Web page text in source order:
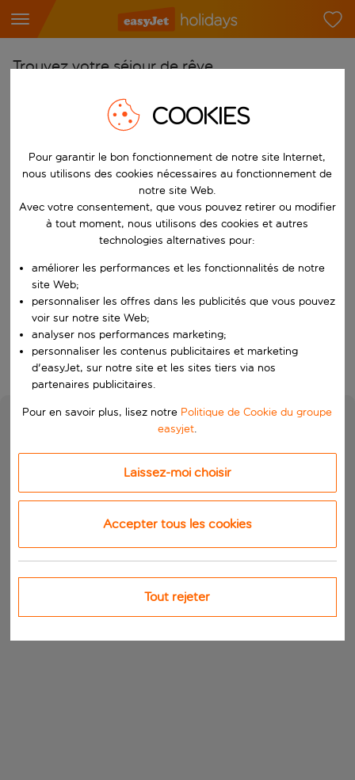
Trouvez votre séjour de rêve
Commencez à taper pour la saisie automatique. Lorsque les
Choisissez votre aéroport
Commencez à taper pour la saisie automatique. Lorsque les
Choisissez votre destination
Vers
Choisissez vos dates
Quand
Qui
Rechercher
COOKIES
Pour garantir le bon fonctionnement de notre site Internet,
nous utilisons des cookies nécessaires au fonctionnement de
notre site Web.
Avec votre consentement, que vous pouvez retirer ou modifier
à tout moment, nous utilisons des cookies et autres
technologies alternatives pour:
améliorer les performances et les fonctionnalités de notre
site Web;
personnaliser les offres dans les publicités que vous pouvez
voir sur notre site Web;
analyser nos performances marketing;
personnaliser les contenus publicitaires et marketing
d'easyJet, sur notre site et les sites tiers via nos
partenaires publicitaires.
Pour en savoir plus, lisez notre Politique de Cookie du groupe
easyjet.
Laissez-moi choisir
Accepter tous les cookies
Tout rejeter